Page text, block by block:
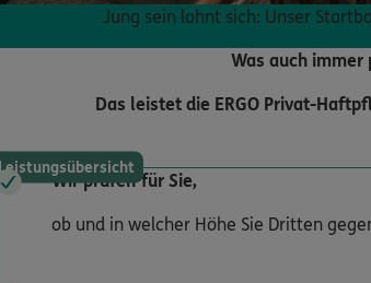
Jung sein lohnt sich: Unser
Was auch
Das leistet die ERGO Privat-
Leistungsübersicht
Wir prüfen für Sie,
ob und in welcher Höhe Sie Dritten